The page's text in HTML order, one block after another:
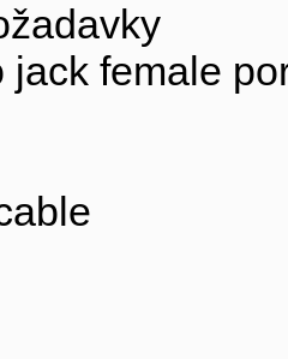
jack female